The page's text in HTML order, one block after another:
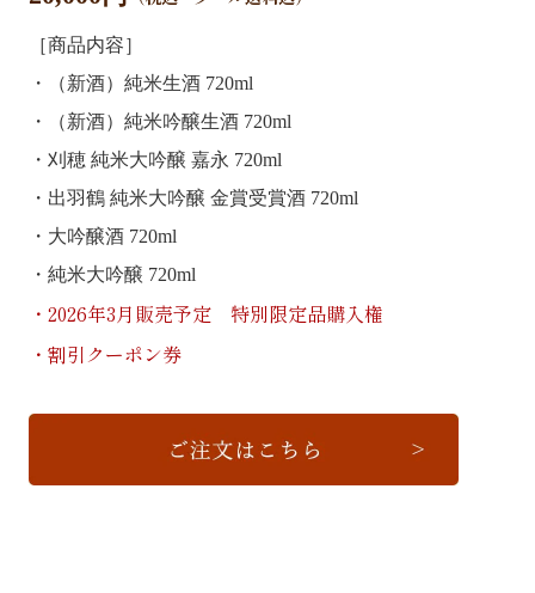
［商品内容］
・（新酒）純米生酒 720ml
・（新酒）純米吟醸生酒 720ml
・刈穂 純米大吟醸 嘉永 720ml
・出羽鶴 純米大吟醸 金賞受賞酒 720ml
・大吟醸酒 720ml
・純米大吟醸 720ml
・2026年3月販売予定 特別限定品購入権
・割引クーポン券